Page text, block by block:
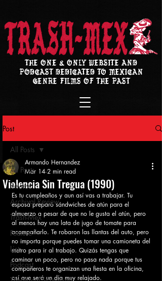
THE ONE & ONLY WEBSITE AND
PODCAST DEDICATED TO MEXICAN
GENRE FILMS OF THE PAST
Post
All Posts
Review
Archival Review
Trash-Mex
Feature
List
Podcast
All Posts
Violencia Sin Tregua (1990)
Armando Hernandez
Mar 14 2 min read
Es tu cumpleaños y aun así vas a trabajar. Tu
esposa preparó sándwiches de atún para el
almuerzo a pesar de que no le gusta el atún, pero
al menos hay una lata de jugo de tomate para
acompañarlo. Te robaron las llantas del auto, pero
no importa porque puedes tomar una camioneta del
metro para ir al trabajo. Quizás tengas que
caminar un poco, pero no pasa nada porque tus
compañeros te organizan una fiesta en la oficina,
así que será un día muy relajado.